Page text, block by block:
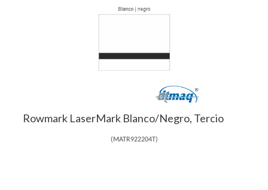
Rowmark LaserMark Blanco/Negro, Tercio
( MATR922204T)